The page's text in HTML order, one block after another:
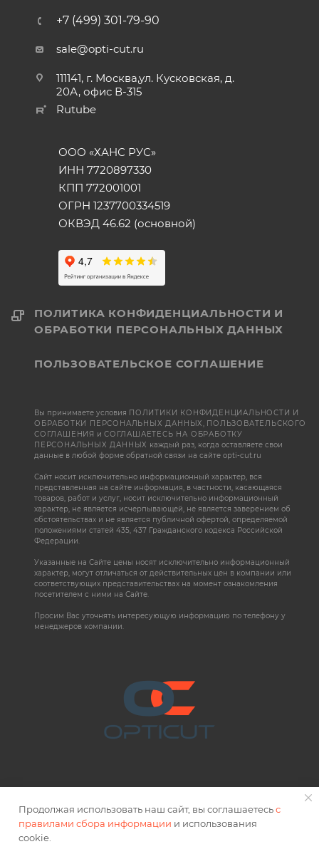
+7 (499) 301-79-90
sale@opti-cut.ru
111141, г. Москва,ул. Кусковская, д.
20А, офис В-315
Rutube
ООО «ХАНС РУС»
ИНН 7720897330
КПП 772001001
ОГРН 1237700334519
ОКВЭД 46.62 (основной)
ПОЛИТИКА КОНФИДЕНЦИАЛЬНОСТИ И
ОБРАБОТКИ ПЕРСОНАЛЬНЫХ ДАННЫХ
ПОЛЬЗОВАТЕЛЬСКОЕ СОГЛАШЕНИЕ
Вы принимаете условия ПОЛИТИКИ КОНФИДЕНЦИАЛЬНОСТИ И
ОБРАБОТКИ ПЕРСОНАЛЬНЫХ ДАННЫХ, ПОЛЬЗОВАТЕЛЬСКОГО
СОГЛАШЕНИЯ иСОГЛАШАЕТЕСЬ НА ОБРАБОТКУ
ПЕРСОНАЛЬНЫХ ДАННЫХ каждый раз, когда оставляете свои
данные в любой форме обратной связи на сайте opti-cut.ru
Сайт носит исключительно информационный характер, вся
представленная на сайте информация, в частности, касающаяся
товаров, работ и услуг, носит исключительно информационный
характер, не является исчерпывающей, не является заверением об
обстоятельствах и не является публичной офертой, определяемой
положениями статей 435, 437 Гражданского кодекса Российской
Федерации.
Указанные на Сайте цены носят исключительно информационный
характер, могут отличаться от действительных цен в компании или
соответствующих представительствах на момент ознакомления
посетителем с ними на Сайте.
Просим Вас уточнять интересующую информацию по телефону у
менеджеров компании.
2026 © OPTICUT
Продолжая использовать наш сайт, вы соглашаетесьс
правилами сбора информации и использования
cookie.